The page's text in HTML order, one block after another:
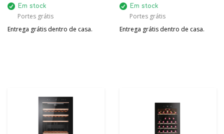
Em stock
Portes grátis
Entrega grátis dentro de casa.
Em stock
Portes grátis
Entrega grátis dentro de casa.